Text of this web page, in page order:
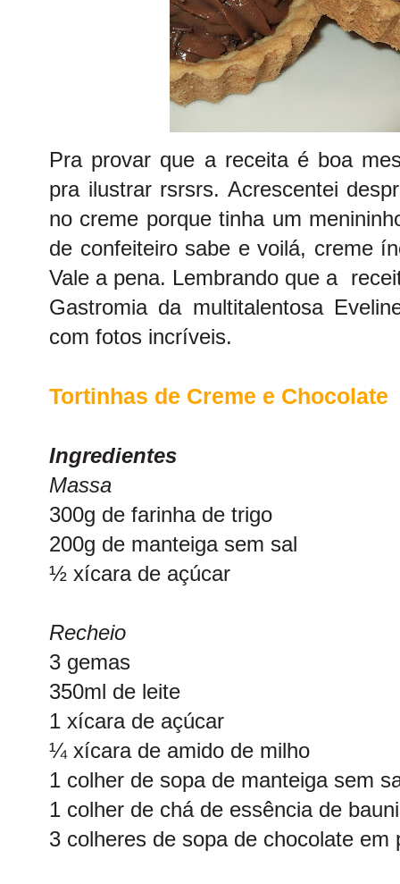
Pra provar que a receita é boa
pra ilustrar rsrsrs. Acrescentei
no creme porque tinha um
de confeiteiro sabe e voilá, creme
Vale a pena. Lembrando que a
Gastromiada multitalentosa
com fotos incríveis.
Tortinhas de Creme e Chocolate
Ingredientes
Massa
300g de farinha de trigo
200g de manteiga sem sal
½ xícara de açúcar
Recheio
3 gemas
350ml de leite
1 xícara de açúcar
¼ xícara de amido de milho
1 colher de sopa de manteiga sem
1 colher de chá de essência de
3 colheres de sopa de chocolate em